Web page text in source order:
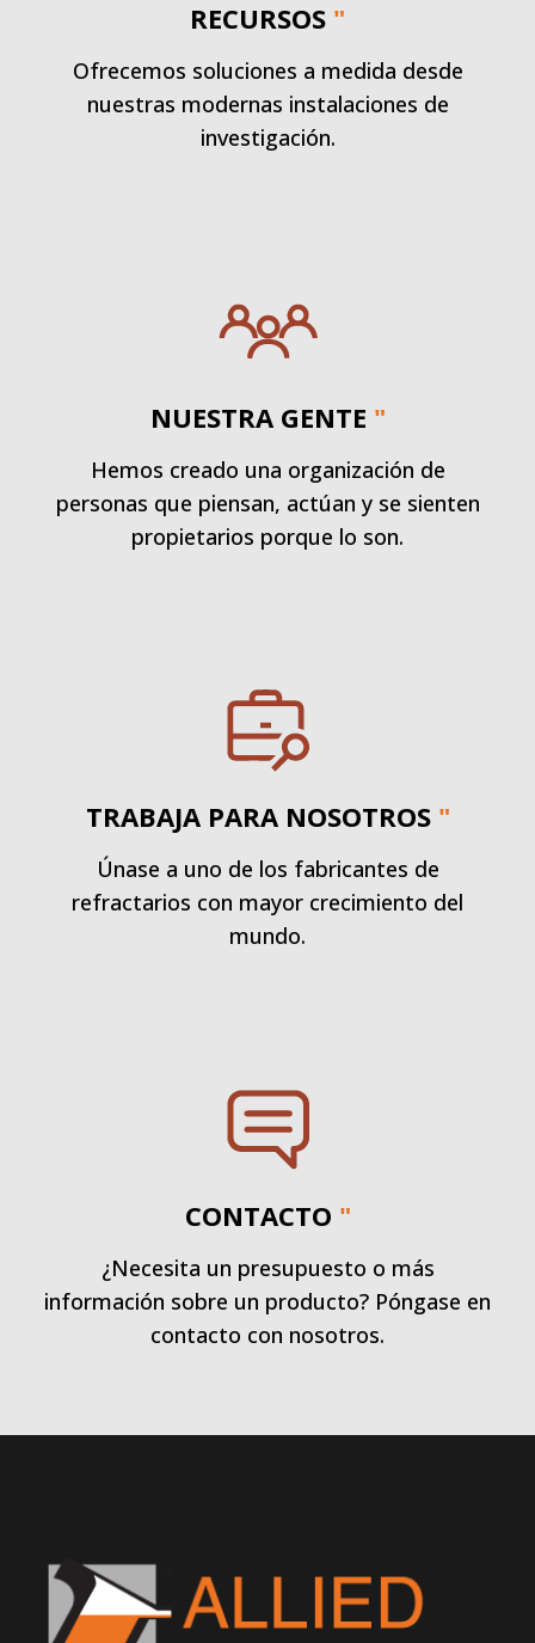
RECURSOS "
Ofrecemos soluciones a medida desde
nuestras modernas instalaciones de
investigación.
NUESTRA GENTE "
Hemos creado una organización de
personas que piensan, actúan y se sienten
propietarios porque lo son.
TRABAJA PARA NOSOTROS "
Únase a uno de los fabricantes de
refractarios con mayor crecimiento del
mundo.
CONTACTO "
¿Necesita un presupuesto o más
información sobre un producto? Póngase en
contacto con nosotros.